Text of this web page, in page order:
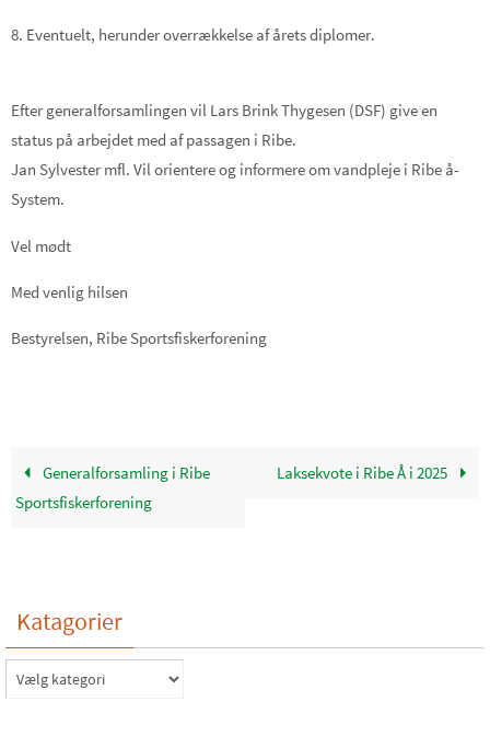
8. Eventuelt, herunder overrækkelse af åretsdiplomer.
Efter generalforsamlingen vil Lars Brink Thygesen (DSF) giveen
status på arbejdet med af passagen i Ribe.
Jan Sylvester mfl. Vil orientere og informereom vandpleje i Ribe å-
System.
Vel mødt
Med venlig hilsen
Bestyrelsen, Ribe Sportsfiskerforening
Generalforsamling i Ribe
Sportsfiskerforening
Laksekvote i Ribe Å i 2025
Katagorier
Katagorier